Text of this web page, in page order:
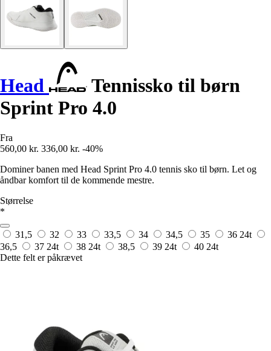
Head
Tennissko til børn
Sprint Pro 4.0
Fra
560,00 kr. 336,00 kr. -40%
Dominer banen med Head Sprint Pro 4.0 tennis sko til børn. Let og
åndbar komfort til de kommende mestre.
Størrelse
*
31,5 32 33 33,5 34 34,5 35 36 24t
36,5
37 24t 38 24t 38,5 39 24t 40 24t
Dette felt er påkrævet